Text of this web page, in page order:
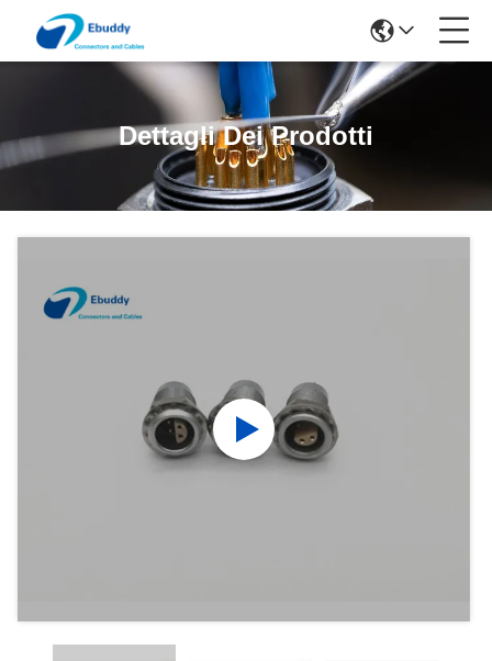
Dettagli Dei Prodotti